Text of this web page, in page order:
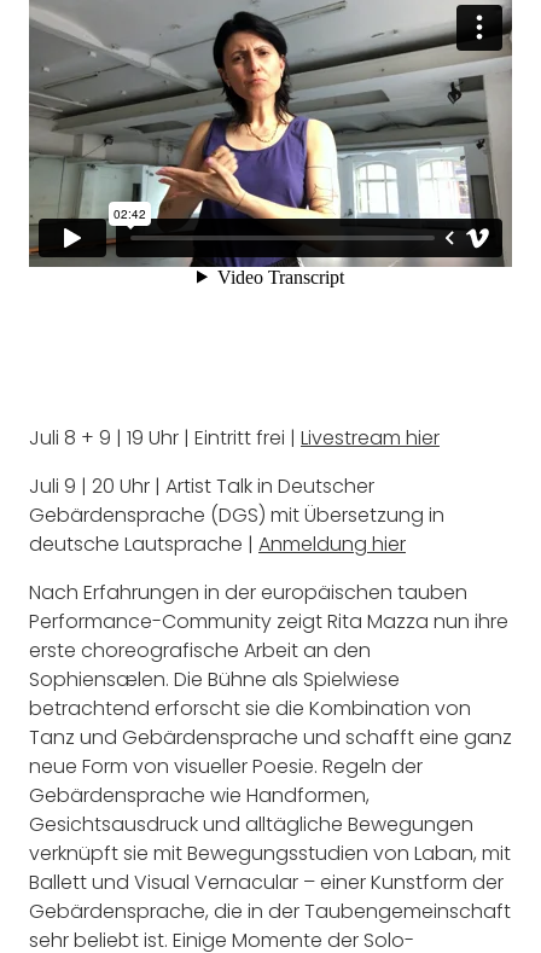
Juli 8 + 9 | 19 Uhr | Eintritt frei | Livestream hier
Juli 9 | 20 Uhr | Artist Talk in Deutscher
Gebärdensprache (DGS) mit Übersetzung in
deutsche Lautsprache | Anmeldung hier
Nach Erfahrungen in der europäischen tauben
Performance-Community zeigt Rita Mazza nun ihre
erste choreografische Arbeit an den
Sophiensælen. Die Bühne als Spielwiese
betrachtend erforscht sie die Kombination von
Tanz und Gebärdensprache und schafft eine ganz
neue Form von visueller Poesie. Regeln der
Gebärdensprache wie Handformen,
Gesichtsausdruck und alltägliche Bewegungen
verknüpft sie mit Bewegungsstudien von Laban, mit
Ballett und Visual Vernacular – einer Kunstform der
Gebärdensprache, die in der Taubengemeinschaft
sehr beliebt ist. Einige Momente der Solo-